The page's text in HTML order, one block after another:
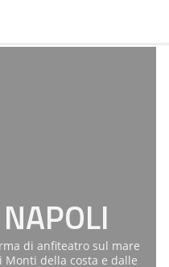
di anfiteatro sul mare
Monti della costa e dalle